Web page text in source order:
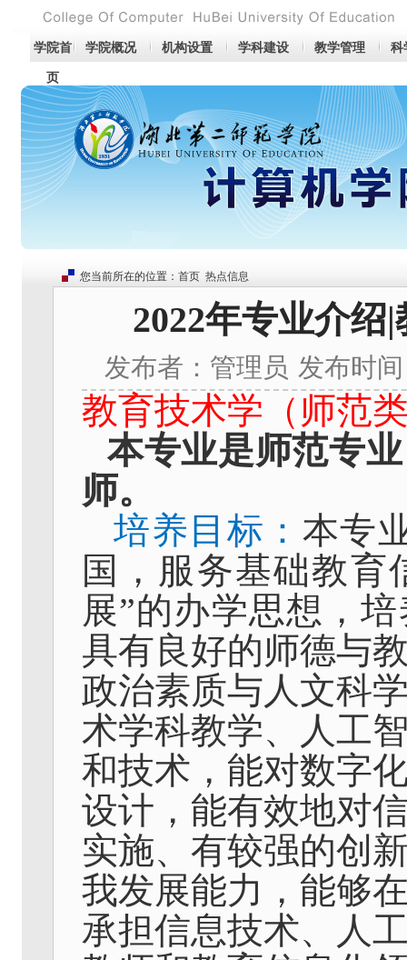
学院首
页
学院概况 机构设置 学科建设 教学管理 科
您当前所在的位置： 首页 热点信息
2022年专业介绍
发布者：管理员 发布时
教育技术学（师范
本专业是师范专
师。
培养目标： 本专
国，服务基础教育
展”的办学思想，
具有良好的师德与
政治素质与人文科
术学科教学、人工
和技术，能对数字
设计，能有效地对
实施、有较强的创
我发展能力，能够
承担信息技术、人